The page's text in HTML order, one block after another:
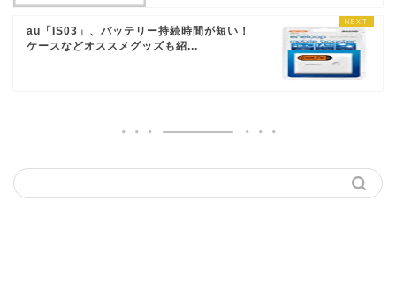
au「IS03」、バッテリー持続時間が短い！
ケースなどオススメグッズも紹...